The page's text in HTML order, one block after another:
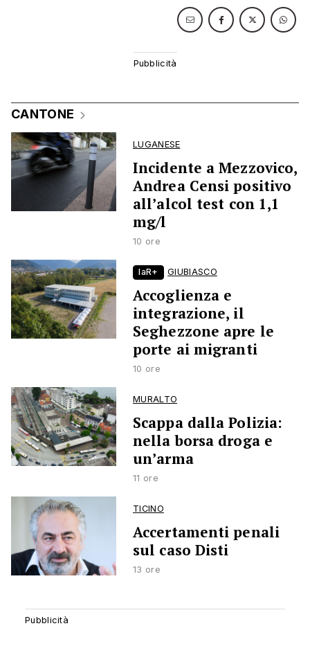
CANTONE
LUGANESE
Incidente a Mezzovico,
Andrea Censi positivo
all’alcol test con 1,1
mg/l
10 ore
laR+ GIUBIASCO
Accoglienza e
integrazione, il
Seghezzone apre le
porte ai migranti
10 ore
MURALTO
Scappa dalla Polizia:
nella borsa droga e
un’arma
11 ore
TICINO
Accertamenti penali
sul caso Disti
13 ore